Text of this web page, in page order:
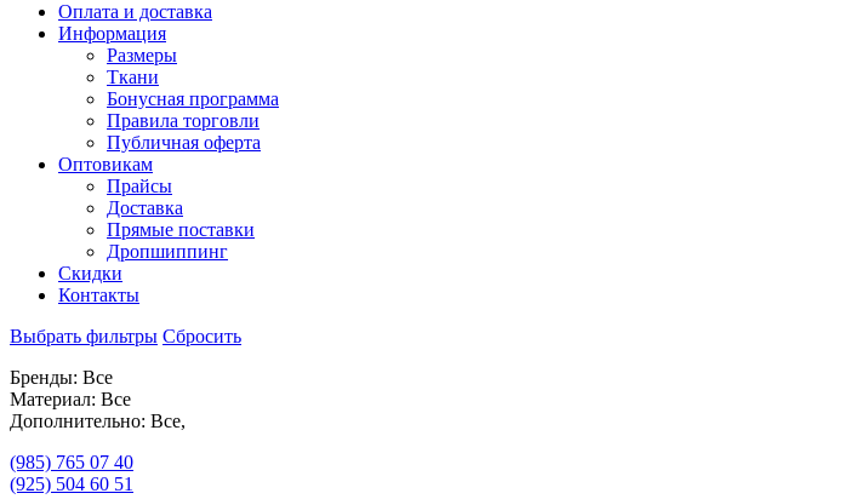
Оплата и доставка
Информация
Размеры
Ткани
Бонусная программа
Правила торговли
Публичная оферта
Оптовикам
Прайсы
Доставка
Прямые поставки
Дропшиппинг
Скидки
Контакты
Выбрать фильтры Сбросить
Бренды: Все
Материал: Все
Дополнительно: Все,
(985) 765 07 40
(925) 504 60 51